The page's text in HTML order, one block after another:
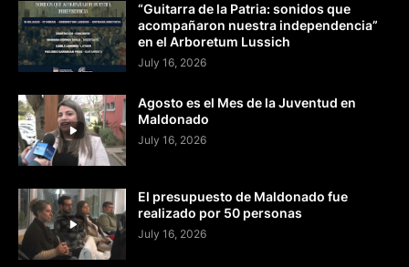
“Guitarra de la Patria: sonidos que
acompañaron nuestra independencia”
en el Arboretum Lussich
July 16, 2026
Agosto es el Mes de la Juventud en
Maldonado
July 16, 2026
El presupuesto de Maldonado fue
realizado por 50 personas
July 16, 2026